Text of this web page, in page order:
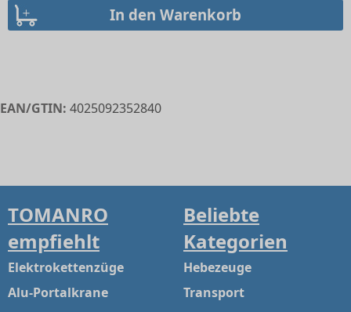
EAN/GTIN: 4025092352840
TOMANRO
empfiehlt
Elektrokettenzüge
Alu-Portalkrane
Beliebte
Kategorien
Hebezeuge
Transport